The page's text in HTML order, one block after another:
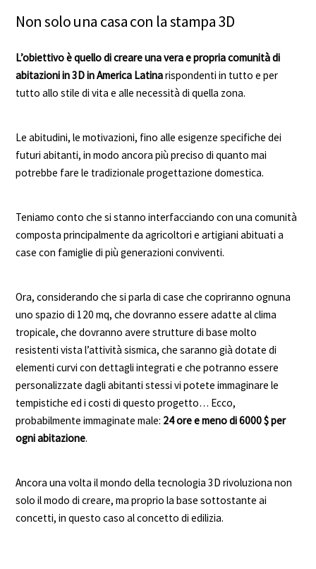
Non solo una casa con la stampa 3D
L’obiettivo è quello di creare una vera e propria comunità di
abitazioni in 3D in America Latinarispondenti in tutto e per
tutto allo stile di vita e alle necessità di quella zona.
Le abitudini, le motivazioni, fino alle esigenze specifiche dei
futuri abitanti, in modo ancora più preciso di quanto mai
potrebbe fare le tradizionale progettazione domestica.
Teniamo conto che si stanno interfacciando con una comunità
composta principalmente da agricoltori e artigiani abituati a
case con famiglie di più generazioni conviventi.
Ora, considerando che si parla di case che copriranno ognuna
uno spazio di 120 mq, che dovranno essere adatte al clima
tropicale, che dovranno avere strutture di base molto
resistenti vista l’attività sismica, che saranno già dotate di
elementi curvi con dettagli integrati e che potranno essere
personalizzate dagli abitanti stessi vi potete immaginare le
tempistiche ed i costi di questo progetto… Ecco,
probabilmente immaginate male: 24 ore e meno di 6000 $ per
ogni abitazione.
Ancora una volta il mondo della tecnologia 3D rivoluziona non
solo il modo di creare, ma proprio la base sottostante ai
concetti, in questo caso al concetto di edilizia.